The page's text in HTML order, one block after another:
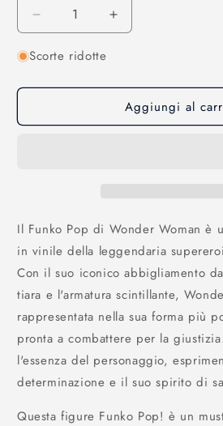
Diminuisci
quantità
per
Woman:
Pop!
382
Aumenta
quantità
Woman:
Funko
Pop!
382
Scorte ridotte
Aggiungi al
Il Funko Pop di Wonder Woman è
in vinile della leggendaria
Con il suo iconico abbigliamento
tiara e l'armatura scintillante,
rappresentata nella sua forma più
pronta a combattere per la
l'essenza del personaggio,
determinazione e il suo spirito di
Questa figure Funko Pop! è un